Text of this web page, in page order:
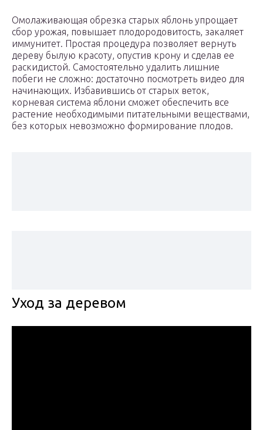
Омолаживающая обрезка старых яблонь упрощает
сбор урожая, повышает плодородовитость, закаляет
иммунитет. Простая процедура позволяет вернуть
дереву былую красоту, опустив крону и сделав ее
раскидистой. Самостоятельно удалить лишние
побеги не сложно: достаточно посмотреть видео для
начинающих. Избавившись от старых веток,
корневая система яблони сможет обеспечить все
растение необходимыми питательными веществами,
без которых невозможно формирование плодов.
Уход за деревом